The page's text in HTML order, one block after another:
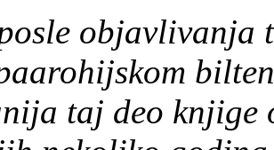
objavlivanja
taj deo